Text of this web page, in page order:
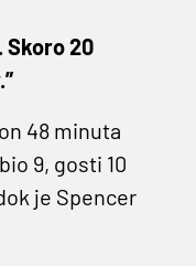
Skoro 20
48 minuta
9, gosti 10
je Spencer